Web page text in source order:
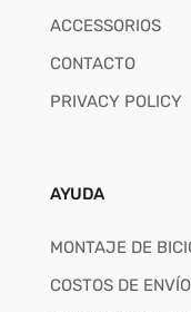
ACCESSORIOS
CONTACTO
PRIVACY POLICY
AYUDA
MONTAJE DE
COSTOS DE ENVÍO